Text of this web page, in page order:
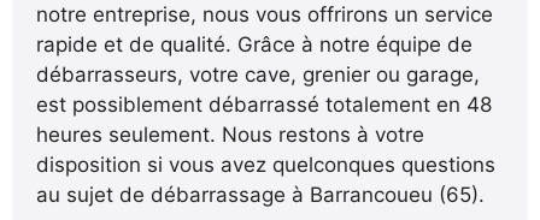
notre entreprise, nous vous offrirons un service
rapide et de qualité. Grâce à notre équipe de
débarrasseurs, votre cave, grenier ou garage,
est possiblement débarrassé totalement en 48
heures seulement. Nous restons à votre
disposition si vous avez quelconques questions
au sujet de débarrassage à Barrancoueu (65).